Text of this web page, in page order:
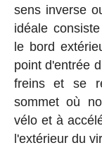
sens inverse
idéale
le bord
point d'entrée
freins et se
sommet où
vélo et à
l'extérieur du